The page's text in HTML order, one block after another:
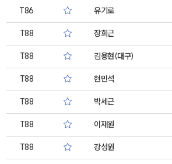
T86 유기로
T88 장희근
T88 김용현(대구)
T88 현민석
T88 박세근
T88 이재원
T88 강성원